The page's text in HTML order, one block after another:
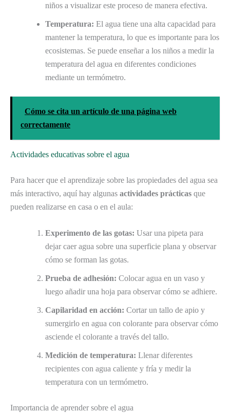
niños a visualizar este proceso de manera efectiva.
Temperatura: El agua tiene una alta capacidad para
mantener la temperatura, lo que es importante para los
ecosistemas. Se puede enseñar a los niños a medir la
temperatura del agua en diferentes condiciones
mediante un termómetro.
Cómo se cita un artículo de una página web
correctamente
Actividades educativas sobre el agua
Para hacer que el aprendizaje sobre las propiedades del agua sea
más interactivo, aquí hay algunas actividades prácticas que
pueden realizarse en casa o en el aula:
Experimento de las gotas: Usar una pipeta para
dejar caer agua sobre una superficie plana y observar
cómo se forman las gotas.
Prueba de adhesión: Colocar agua en un vaso y
luego añadir una hoja para observar cómo se adhiere.
Capilaridad en acción: Cortar un tallo de apio y
sumergirlo en agua con colorante para observar cómo
asciende el colorante a través del tallo.
Medición de temperatura: Llenar diferentes
recipientes con agua caliente y fría y medir la
temperatura con un termómetro.
Importancia de aprender sobre el agua